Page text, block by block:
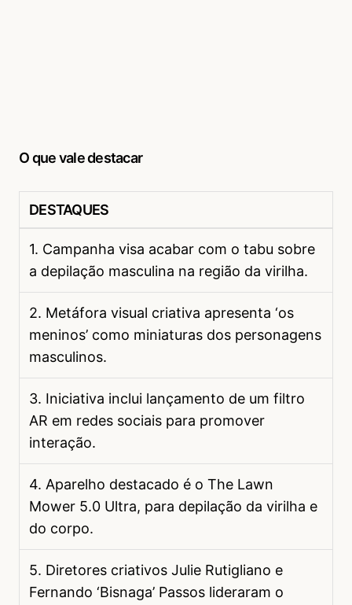
O que vale destacar
DESTAQUES
1. Campanha visa acabar com o tabu sobre
a depilação masculina na região da virilha.
2. Metáfora visual criativa apresenta ‘os
meninos’ como miniaturas dos personagens
masculinos.
3. Iniciativa inclui lançamento de um filtro
AR em redes sociais para promover
interação.
4. Aparelho destacado é o The Lawn
Mower 5.0 Ultra, para depilação da virilha e
do corpo.
5. Diretores criativos Julie Rutigliano e
Fernando ‘Bisnaga’ Passos lideraram o